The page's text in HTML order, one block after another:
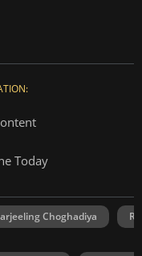
Today
Choghadiya